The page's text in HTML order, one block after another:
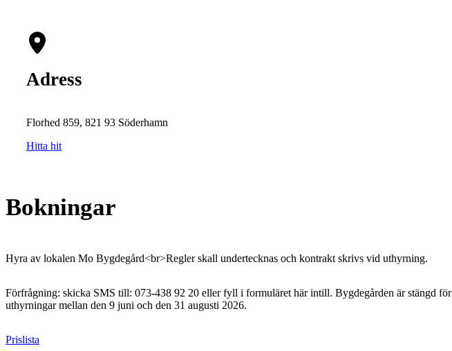
Adress
Florhed 859, 821 93 Söderhamn
Hitta hit
Bokningar
Hyra av lokalen Mo Bygdegård<br>Regler skall undertecknas och kontrakt skrivs vid uthyrning.
Förfrågning: skicka SMS till: 073-438 92 20 eller fyll i formuläret här intill. Bygdegården är stängd för
uthyrningar mellan den 9 juni och den 31 augusti 2026.
Prislista